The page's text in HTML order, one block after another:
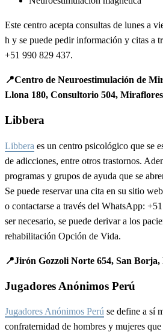
Este centro acepta consultas de lunes a
h y se puede pedir información y citas a
+51 990 829 437.
📍Centro de Neuroestimulación de
Llona 180, Consultorio 504,
Libbera
Libbera es un centro psicológico que se
de adicciones, entre otros trastornos.
programas y grupos de ayuda que se
Se puede reservar una cita en su sitio
o contactarse a través del WhatsApp:
ser necesario, se puede derivar a los
rehabilitación Opción de Vida.
📍Jirón Gozzoli Norte 654, San Borja,
Jugadores Anónimos Perú
Jugadores Anónimos Perú se define a sí
confraternidad de hombres y mujeres